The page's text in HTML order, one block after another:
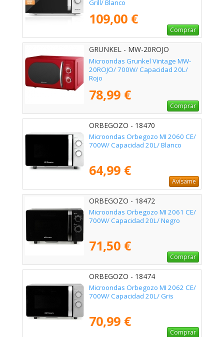
Grill/ Blanco
109,00 €
Comprar
GRUNKEL - MW-20ROJO
Microondas Grunkel Vintage MW-
20ROJO/ 700W/ Capacidad 20L/
Rojo
78,99 €
Comprar
ORBEGOZO - 18470
Microondas Orbegozo MI 2060 CE/
700W/ Capacidad 20L/ Blanco
64,99 €
Avísame
ORBEGOZO - 18472
Microondas Orbegozo MI 2061 CE/
700W/ Capacidad 20L/ Negro
71,50 €
Comprar
ORBEGOZO - 18474
Microondas Orbegozo MI 2062 CE/
700W/ Capacidad 20L/ Gris
70,99 €
Comprar